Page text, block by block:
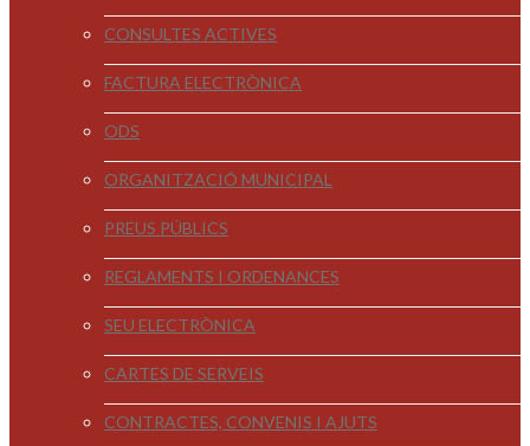
CONSULTES ACTIVES
FACTURA ELECTRÒNICA
ODS
ORGANITZACIÓ MUNICIPAL
PREUS PÚBLICS
REGLAMENTS I ORDENANCES
SEU ELECTRÒNICA
CARTES DE SERVEIS
CONTRACTES, CONVENIS I AJUTS